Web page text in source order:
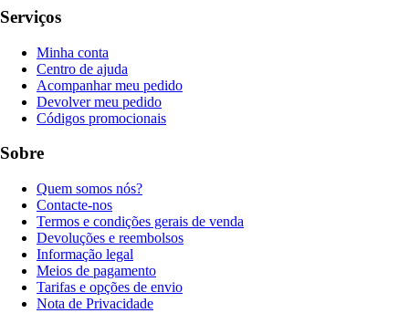
Serviços
Minha conta
Centro de ajuda
Acompanhar meu pedido
Devolver meu pedido
Códigos promocionais
Sobre
Quem somos nós?
Contacte-nos
Termos e condições gerais de venda
Devoluções e reembolsos
Informação legal
Meios de pagamento
Tarifas e opções de envio
Nota de Privacidade